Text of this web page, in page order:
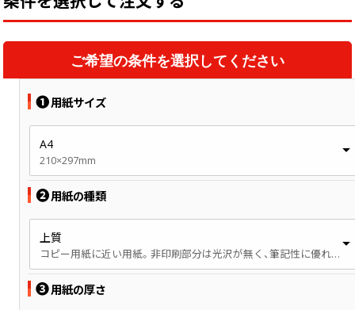
ご希望の条件を選択してください
❶用紙サイズ
A4
210×297mm
❷用紙の種類
上質
コピー用紙に近い用紙。非印刷部分は光沢が無く、筆記性に優れています。
❸用紙の厚さ